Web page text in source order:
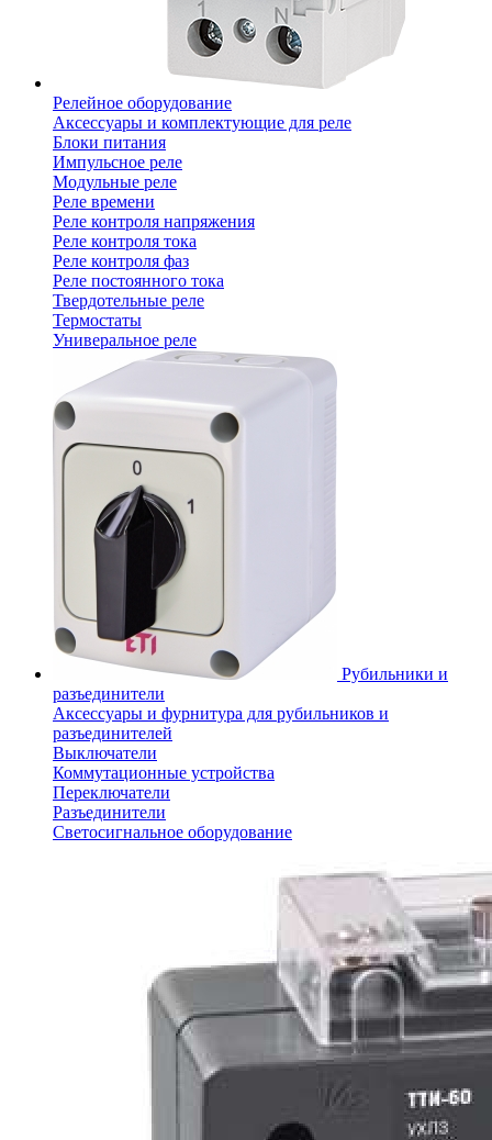
Релейное оборудование
Аксессуары и комплектующие для реле
Блоки питания
Импульсное реле
Модульные реле
Реле времени
Реле контроля напряжения
Реле контроля тока
Реле контроля фаз
Реле постоянного тока
Твердотельные реле
Термостаты
Универальное реле
Рубильники и
разъединители
Аксессуары и фурнитура для рубильников и
разъединителей
Выключатели
Коммутационные устройства
Переключатели
Разъединители
Светосигнальное оборудование